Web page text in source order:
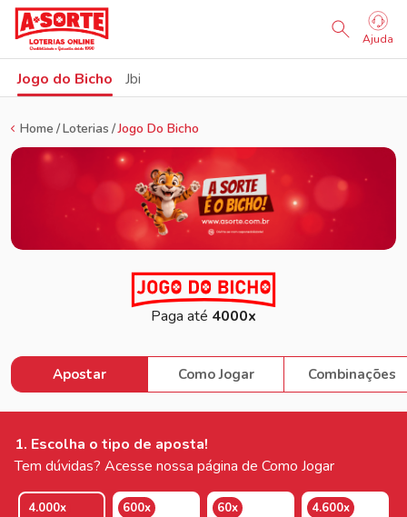
Ajuda
Jogo do Bicho Jbi
Home Loterias Jogo Do Bicho
Paga até 4000x
Apostar Como Jogar Combinações
1. Escolha o tipo de aposta!
Tem dúvidas? Acesse nossa página de Como Jogar
4.000x 600x 60x
4.600x